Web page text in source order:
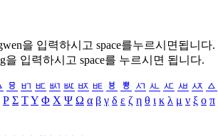
을 입력하시고 space를누르시면됩니다.
을 입력하시고 space를 누르시면 됩니다.
ㅱ ㅲ ㅳ ㅴ ㅵ ㅶ ㅷ ㅸ ㅹ ㅺ ㅻ ㅼ ㅽ ㅾ ㅿ
Ρ Σ ΤΥ Φ Χ Ψ Ω α β γ δ ε ζ η θ ι κ λ μ ν ξ ο π